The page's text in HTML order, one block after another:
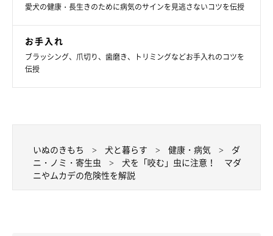
愛犬の健康・長生きのために病気のサインを見逃さないコツを伝授
お手入れ
ブラッシング、爪切り、歯磨き、トリミングなどお手入れのコツを
伝授
いぬのきもち 犬と暮らす 健康・病気
ダ
ニ・ノミ・寄生虫
犬を「咬む」虫に注意！ マダ
ニやムカデの危険性を解説